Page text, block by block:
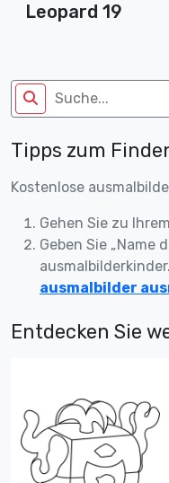
Leopard 19
Tipps zum
Kostenlose
Gehen Sie zu
Geben Sie „Name
ausmalbilder
Entdecken Sie